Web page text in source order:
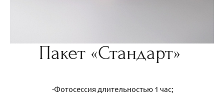
Пакет «Стандарт»
-Фотосессия длительностью 1 час;